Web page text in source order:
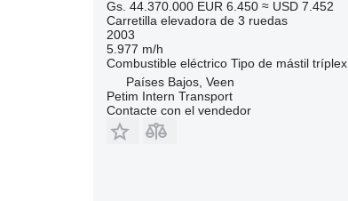
Gs. 44.370.000 EUR 6.450 ≈ USD 7.452
Carretilla elevadora de 3 ruedas
2003
5.977 m/h
Combustible eléctrico Tipo de mástil tríplex
Países Bajos, Veen
Petim Intern Transport
Contacte con el vendedor